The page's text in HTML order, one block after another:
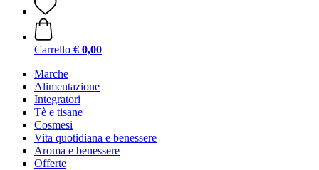
Carrello € 0,00
Marche
Alimentazione
Integratori
Tè e tisane
Cosmesi
Vita quotidiana e benessere
Aroma e benessere
Offerte